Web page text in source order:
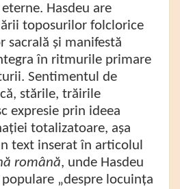
Hasdeu are
toposurilor folclorice
sacrală și manifestă
în ritmurile primare
Sentimentul de
stările, trăirile
expresie prin ideea
totalizatoare, așa
text inserat în articolul
română, unde Hasdeu
„despre locuința